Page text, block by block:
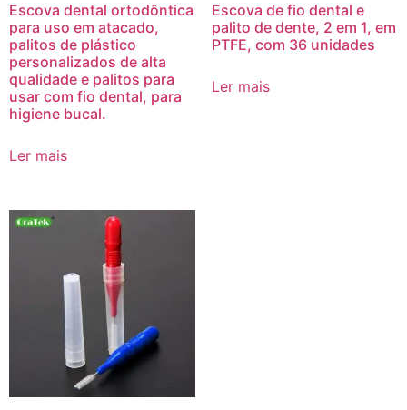
Escova dental ortodôntica
para uso em atacado,
palitos de plástico
personalizados de alta
qualidade e palitos para
usar com fio dental, para
higiene bucal.
Ler mais
Escova de fio dental e
palito de dente, 2 em 1, em
PTFE, com 36 unidades
Ler mais